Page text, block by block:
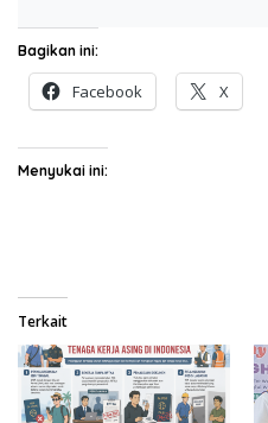
Bagikan ini:
Facebook X
Menyukai ini:
Terkait